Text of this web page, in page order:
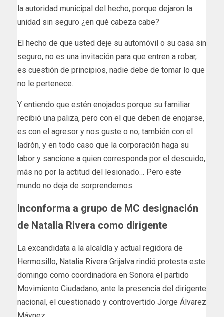
la autoridad municipal del hecho, porque dejaron la
unidad sin seguro ¿en qué cabeza cabe?
El hecho de que usted deje su automóvil o su casa sin
seguro, no es una invitación para que entren a robar,
es cuestión de principios, nadie debe de tomar lo que
no le pertenece.
Y entiendo que estén enojados porque su familiar
recibió una paliza, pero con el que deben de enojarse,
es con el agresor y nos guste o no, también con el
ladrón, y en todo caso que la corporación haga su
labor y sancione a quien corresponda por el descuido,
más no por la actitud del lesionado… Pero este
mundo no deja de sorprendernos.
Inconforma a grupo de MC designación
de Natalia Rivera como dirigente
La excandidata a la alcaldía y actual regidora de
Hermosillo, Natalia Rivera Grijalva rindió protesta este
domingo como coordinadora en Sonora el partido
Movimiento Ciudadano, ante la presencia del dirigente
nacional, el cuestionado y controvertido Jorge Álvarez